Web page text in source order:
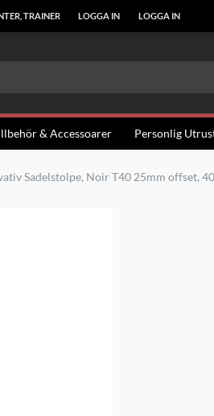
TRAINER LOGGA IN LOGGA IN
& Accessoarer Personlig
Sadelstolpe, Noir T40 25mm offset,